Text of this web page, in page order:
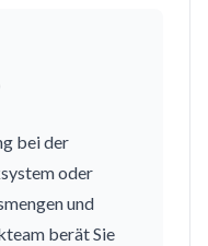
bei der
oder
und
berät Sie